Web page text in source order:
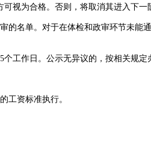
视为合格。否则，将取消其进入下一
名单。对于在体检和政审环节未能
作日。公示无异议的，按相关规定
工资标准执行。